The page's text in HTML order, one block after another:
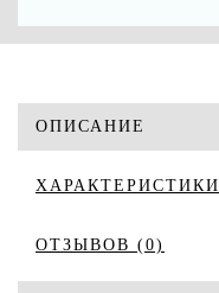
ОПИСАНИЕ
ХАРАКТЕРИСТИКИ
ОТЗЫВОВ (0)